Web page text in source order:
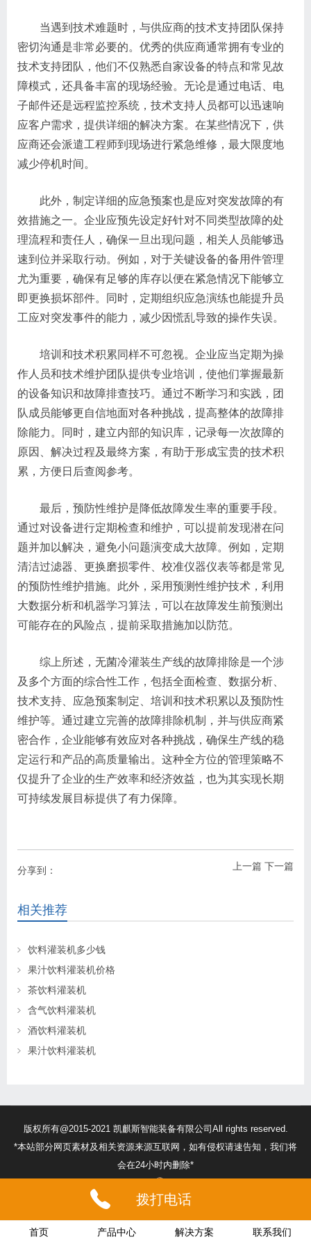
当遇到技术难题时，与供应商的技术支持团队保持
密切沟通是非常必要的。优秀的供应商通常拥有专业的
技术支持团队，他们不仅熟悉自家设备的特点和常见故
障模式，还具备丰富的现场经验。无论是通过电话、电
子邮件还是远程监控系统，技术支持人员都可以迅速响
应客户需求，提供详细的解决方案。在某些情况下，供
应商还会派遣工程师到现场进行紧急维修，最大限度地
减少停机时间。
此外，制定详细的应急预案也是应对突发故障的有
效措施之一。企业应预先设定好针对不同类型故障的处
理流程和责任人，确保一旦出现问题，相关人员能够迅
速到位并采取行动。例如，对于关键设备的备用件管理
尤为重要，确保有足够的库存以便在紧急情况下能够立
即更换损坏部件。同时，定期组织应急演练也能提升员
工应对突发事件的能力，减少因慌乱导致的操作失误。
培训和技术积累同样不可忽视。企业应当定期为操
作人员和技术维护团队提供专业培训，使他们掌握最新
的设备知识和故障排查技巧。通过不断学习和实践，团
队成员能够更自信地面对各种挑战，提高整体的故障排
除能力。同时，建立内部的知识库，记录每一次故障的
原因、解决过程及最终方案，有助于形成宝贵的技术积
累，方便日后查阅参考。
最后，预防性维护是降低故障发生率的重要手段。
通过对设备进行定期检查和维护，可以提前发现潜在问
题并加以解决，避免小问题演变成大故障。例如，定期
清洁过滤器、更换磨损零件、校准仪器仪表等都是常见
的预防性维护措施。此外，采用预测性维护技术，利用
大数据分析和机器学习算法，可以在故障发生前预测出
可能存在的风险点，提前采取措施加以防范。
综上所述，无菌冷灌装生产线的故障排除是一个涉
及多个方面的综合性工作，包括全面检查、数据分析、
技术支持、应急预案制定、培训和技术积累以及预防性
维护等。通过建立完善的故障排除机制，并与供应商紧
密合作，企业能够有效应对各种挑战，确保生产线的稳
定运行和产品的高质量输出。这种全方位的管理策略不
仅提升了企业的生产效率和经济效益，也为其实现长期
可持续发展目标提供了有力保障。
上一篇 下一篇
分享到：
相关推荐
饮料灌装机多少钱
果汁饮料灌装机价格
茶饮料灌装机
含气饮料灌装机
酒饮料灌装机
果汁饮料灌装机
版权所有@2015-2021 凯麒斯智能装备有限公司All rights reserved.
*本站部分网页素材及相关资源来源互联网，如有侵权请速告知，我们将
会在24小时内删除*
首页 产品中心 解决方案 联系我们
拨打电话